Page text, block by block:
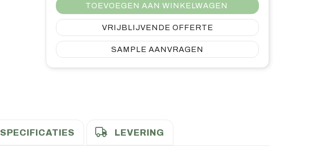
TOEVOEGEN AAN WINKELWAGEN
VRIJBLIJVENDE OFFERTE
SAMPLE AANVRAGEN
SPECIFICATIES LEVERING